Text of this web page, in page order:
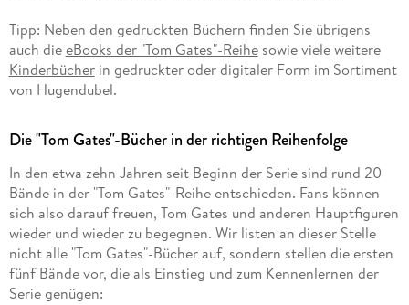
Tipp: Neben den gedruckten Büchern finden Sie übrigens
auch dieeBooks der "Tom Gates"-Reihesowie viele weitere
Kinderbücherin gedruckter oder digitaler Form im Sortiment
von Hugendubel.
Die "Tom Gates"-Bücher in der richtigen Reihenfolge
In den etwa zehn Jahren seit Beginn der Serie sind rund 20
Bände in der "Tom Gates"-Reihe entschieden. Fans können
sich also darauf freuen, Tom Gates und anderen Hauptfiguren
wieder und wieder zu begegnen. Wir listen an dieser Stelle
nicht alle "Tom Gates"-Bücher auf, sondern stellen die ersten
fünf Bände vor, die als Einstieg und zum Kennenlernen der
Serie genügen: